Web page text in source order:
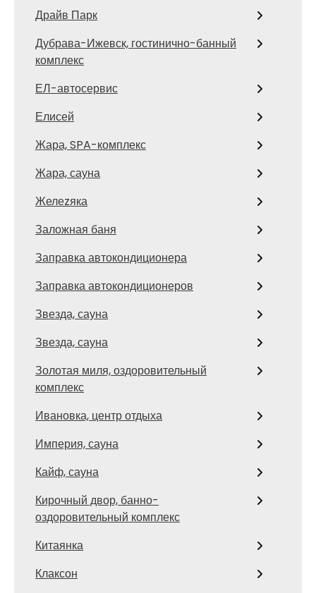
Драйв Парк
Дубрава-Ижевск, гостинично-банный
комплекс
ЕЛ-автосервис
Елисей
Жара, SPA-комплекс
Жара, сауна
Желеzяка
Заложная баня
Заправка автокондиционера
Заправка автокондиционеров
Звезда, сауна
Звезда, сауна
Золотая миля, оздоровительный
комплекс
Ивановка, центр отдыха
Империя, сауна
Кайф, сауна
Кирочный двор, банно-
оздоровительный комплекс
Китаянка
Клаксон